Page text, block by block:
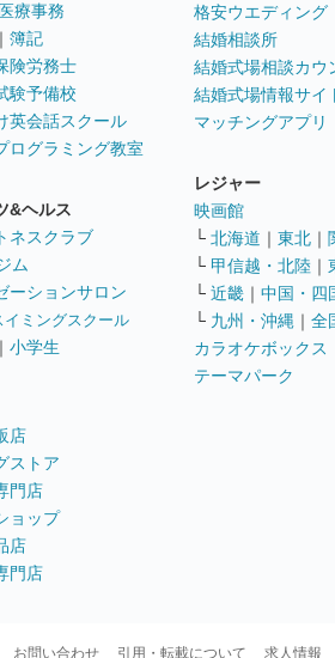
医療事務
｜ 簿記
険労務士
験予備校
英会話スクール
ログラミング教室
&ヘルス
ネスクラブ
ム
ーションサロン
イミングスクール
｜ 小学生
店
ストア
門店
ョップ
店
門店
格安ウエディング
結婚相談所
結婚式場相談カウ
結婚式場情報サイ
マッチングアプリ
レジャー
映画館
└ 北海道 ｜ 東北 ｜
└ 甲信越・北陸 ｜
└ 近畿 ｜ 中国・四
└ 九州・沖縄 ｜ 全
カラオケボックス
テーマパーク
お問い合わせ 引用・転載について 求人情報